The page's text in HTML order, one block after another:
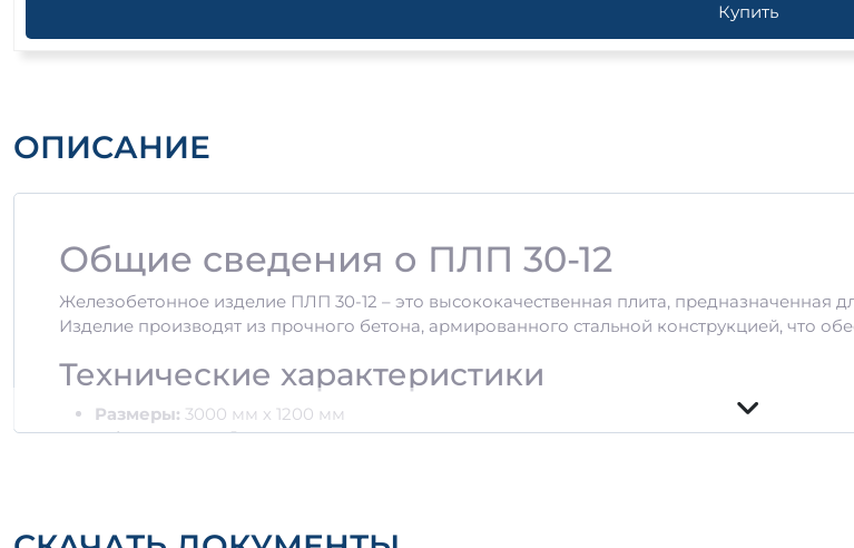
Купить
ОПИСАНИЕ
Общие сведения о ПЛП 30-12
Железобетонное изделие ПЛП 30-12 – это высококачественная плита, предназначенная
Изделие производят из прочного бетона, армированного стальной конструкцией, что
Технические характеристики
Размеры: 3000 мм х 1200 мм
Объем:0,488 м³